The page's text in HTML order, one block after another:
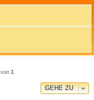
von 1
GEHE ZU